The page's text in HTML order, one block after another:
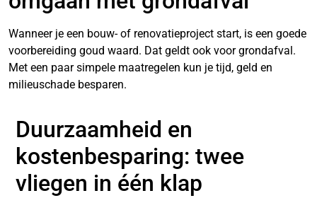
Wanneer je een bouw- of renovatieproject start, is een goede
voorbereiding goud waard. Dat geldt ook voor grondafval.
Met een paar simpele maatregelen kun je tijd, geld en
milieuschade besparen.
Duurzaamheid en
kostenbesparing: twee
vliegen in één klap